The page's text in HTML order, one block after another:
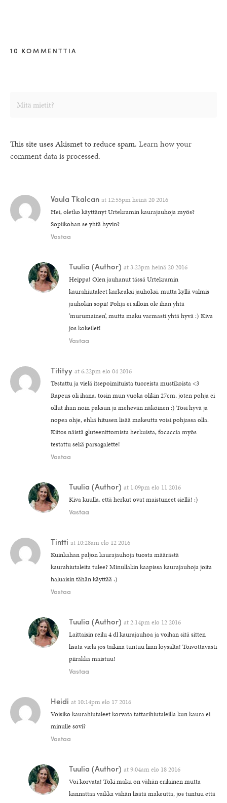
10 KOMMENTTIA
This site uses Akismet to reduce spam. Learn how your
comment data is processed.
Vaula Tkalcan at 12:55pm heinä 20 2016
Hei, oletko käyttänyt Urtekramin kaurajauhoja myös?
Sopiikohan se yhtä hyvin?
Vastaa
Tuulia (Author) at 3:23pm heinä 20 2016
Heippa! Olen jauhanut tässä Urtekramin
kaurahiutaleet karkeaksi jauhoksi, mutta kyllä valmis
jauhokin sopii! Pohja ei silloin ole ihan yhtä
’murumainen’, mutta maku varmasti yhtä hyvä :) Kiva
jos kokeilet!
Vastaa
Titityy at6:22pm elo 04 2016
Testattu ja vielä itsepoimituista tuoreista mustikoista <3
Rapeus oli ihana, tosin mun vuoka olikin 27cm, joten pohja ei
ollut ihan noin paksun ja mehevän näköinen :) Tosi hyvä ja
nopea ohje, ehkä hitusen lisää makeutta voisi pohjassa olla.
Kiitos näistä gluteenittomista herkuista, focaccia myös
testattu sekä parsagalette!
Vastaa
Tuulia (Author) at 1:09pm elo 11 2016
Kiva kuulla, että herkut ovat maistuneet siellä! :)
Vastaa
Tintti at 10:28am elo 12 2016
Kuinkahan paljon kaurajauhoja tuosta määrästä
kaurahiutaleita tulee? Minullakin kaapissa kaurajauhoja joita
haluaisin tähän käyttää :)
Vastaa
Tuulia (Author) at2:14pm elo 12 2016
Laittaisin reilu 4 dl kaurajauhoa ja voihan sitä sitten
lisätä vielä jos taikina tuntuu liian löysältä! Toivottavasti
piirakka maistuu!
Vastaa
Heidi at 10:14pm elo 17 2016
Voisiko kaurahiutaleet korvata tattarihiutaleilla kun kaura ei
minulle sovi?
Vastaa
Tuulia (Author) at9:04am elo 18 2016
Voi korvata! Toki maku on vähän erilainen mutta
kannattaa vaikka vähän lisätä makeutta, jos tuntuu että